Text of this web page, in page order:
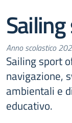
Anno scolastico
Sailing sport
navigazione,
ambientali e
educativo.